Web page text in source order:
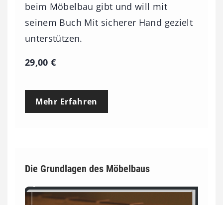
beim Möbelbau gibt und will mit
seinem Buch Mit sicherer Hand gezielt
unterstützen.
29,00€
Mehr Erfahren
Die Grundlagen des Möbelbaus